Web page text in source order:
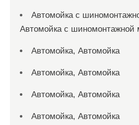
Автомойка с
Автомойка с шиномонтажной
Автомойка, Автомойка
Автомойка, Автомойка
Автомойка, Автомойка
Автомойка, Автомойка